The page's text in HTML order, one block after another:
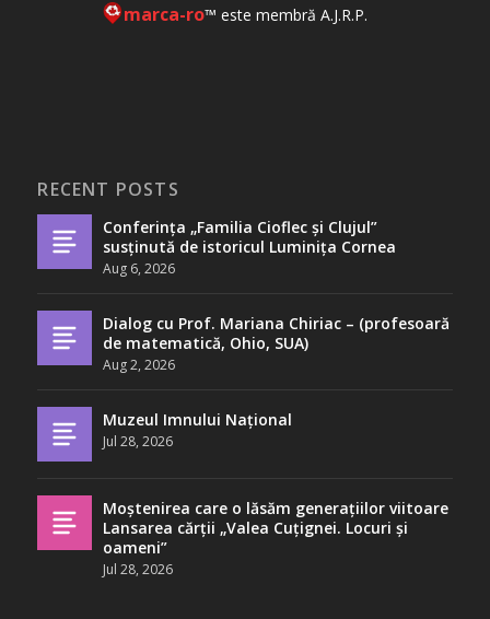
marca-ro™ este membră A.J.R.P.
RECENT POSTS
Conferința „Familia Cioflec și Clujul”
susținută de istoricul Luminița Cornea
Aug 6, 2026
Dialog cu Prof. Mariana Chiriac – (profesoară
de matematică, Ohio, SUA)
Aug 2, 2026
Muzeul Imnului Național
Jul 28, 2026
Moștenirea care o lăsăm generațiilor viitoare
Lansarea cărții „Valea Cuțignei. Locuri și
oameni”
Jul 28, 2026